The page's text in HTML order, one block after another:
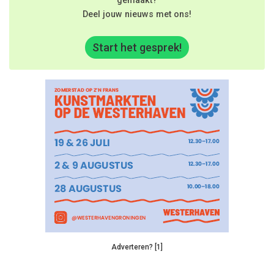
Deel jouw nieuws met ons!
Start het gesprek!
Adverteren? [1]